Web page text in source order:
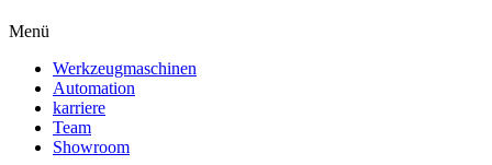
Menü
Werkzeugmaschinen
Automation
karriere
Team
Showroom